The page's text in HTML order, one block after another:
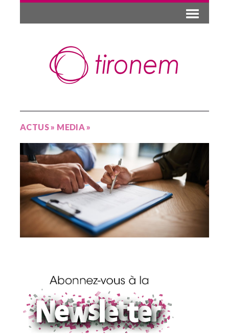
ACTUS» MEDIA»